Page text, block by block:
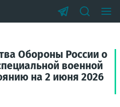
Обороны России о
военной
на 2 июня 2026